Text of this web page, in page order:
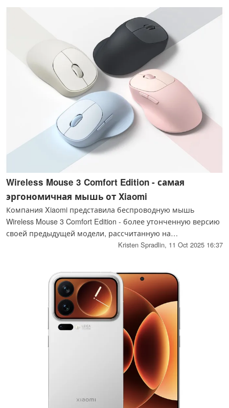
Wireless Mouse 3 Comfort Edition - самая
эргономичная мышь от Xiaomi
Компания Xiaomi представила беспроводную мышь
Wireless Mouse 3 Comfort Edition - более утонченную версию
своей предыдущей модели, рассчитанную на
использование в течение всего дня. Она имеет
подключения до трех устройств.
Kristen Spradlin, 11 Oct 2025 16:37